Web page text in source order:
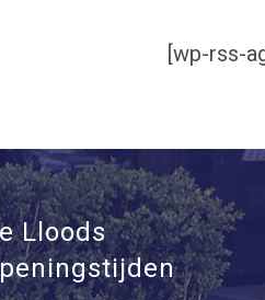
[wp-rss-
Lloods